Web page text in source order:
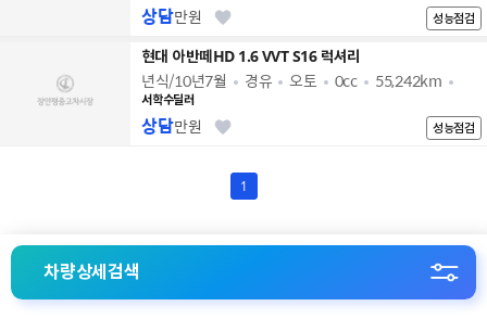
차량상세검색
성능점검
상담만원
현대 아반떼HD 1.6 VVT S16 럭셔리
년식/10년7월 경유 오토 0cc 55,242km
서학수딜러
성능점검
상담만원
1